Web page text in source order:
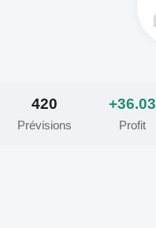
420
Prévisions
+36.03
Profit